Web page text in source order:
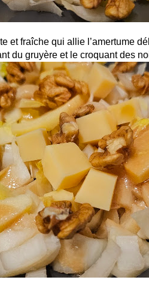
et fraîche qui allie l’amertume
du gruyère et le croquant des